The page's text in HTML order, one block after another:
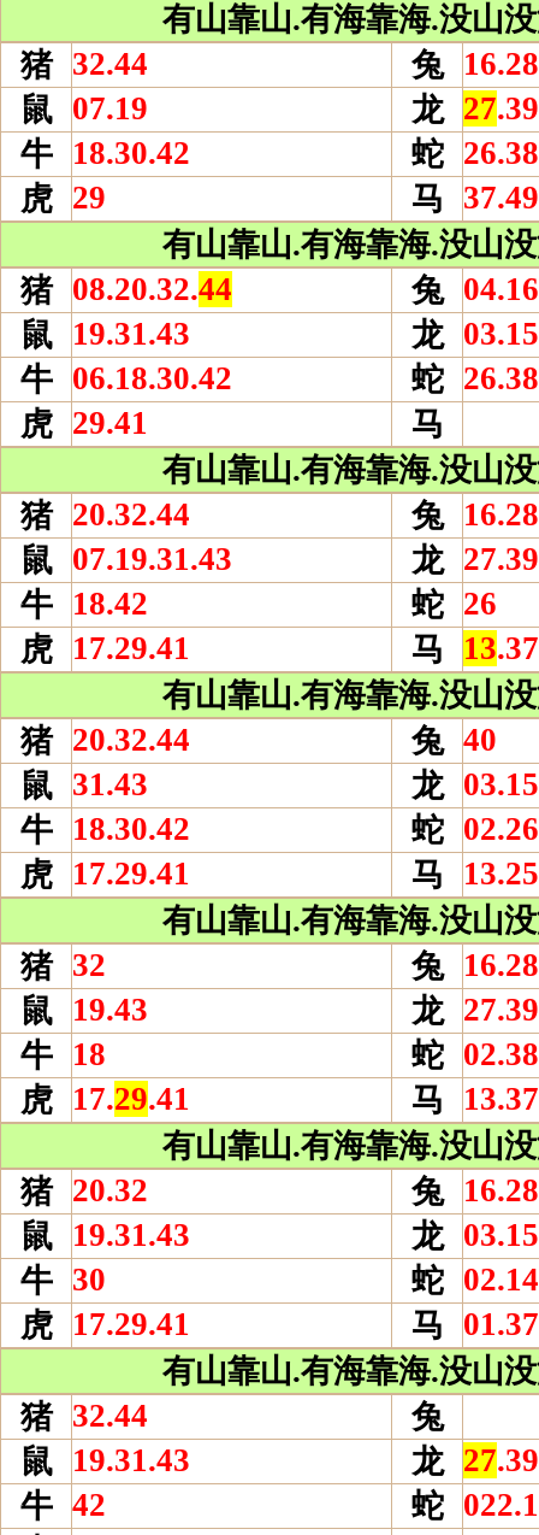
有山靠山.有海靠海.没山
猪 32.44 兔
鼠 07.19 龙 27.39
牛
18.30.42 蛇 26.38
虎 29 马
37.49
有山靠山.有海靠海.没山
猪 08.20.32.44 兔
鼠
19.31.43 龙
牛 06.18.30.42 蛇 26.38
虎 29.41
马
有山靠山.有海靠海.没山
猪 20.32.44 兔
鼠 07.19.31.43 龙 27.39
牛
18.42 蛇 26
虎
17.29.41 马 13
有山靠山.有海靠海.没山
猪 20.32.44 兔 40
鼠 31.43 龙
牛
18.30.42 蛇 02.26
虎
17.29.41 马
有山靠山.有海靠海.没山
猪 32 兔
鼠
19.43 龙 27.39
牛
18 蛇 02.38
虎
17.29.41 马
有山靠山.有海靠海.没山
猪 20.32 兔
鼠
19.31.43 龙
牛 30 蛇
虎
17.29.41 马
有山靠山.有海靠海.没山
猪 32.44
兔
鼠
19.31.43 龙 27.39
牛 42 蛇